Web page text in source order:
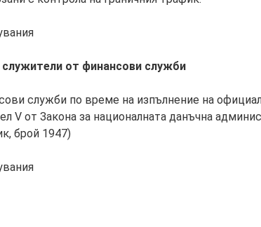
от финансови служби
служби по време на изпълнение на
V от Закона за националната данъчна
брой 1947)